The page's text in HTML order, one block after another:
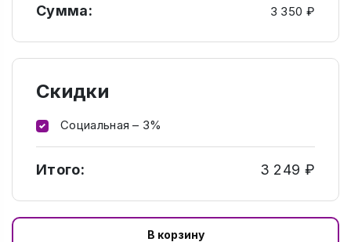
Сумма: 3 350 ₽
Скидки
Социальная – 3%
Итого: 3 249 ₽
В корзину